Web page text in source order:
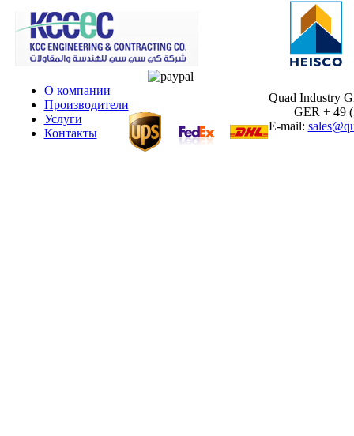
О компании
Производители
Услуги
Контакты
Quad Industry
GER + 49
E-mail: